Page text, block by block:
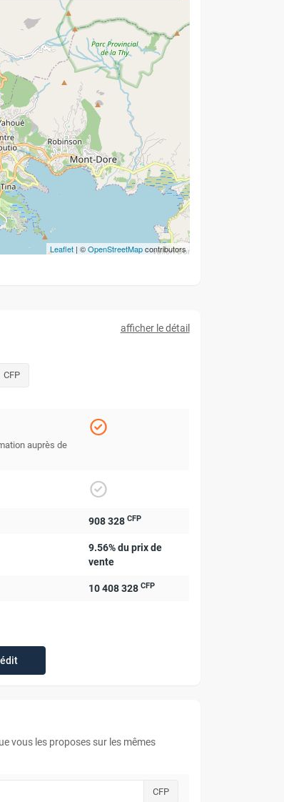
Leaflet| ©OpenStreetMapcontributors
afficher le détail
CFP
auprès de
908 328 CFP
9.56% du prix de
vente
10 408 328 CFP
vous les proposes sur les mêmes
CFP